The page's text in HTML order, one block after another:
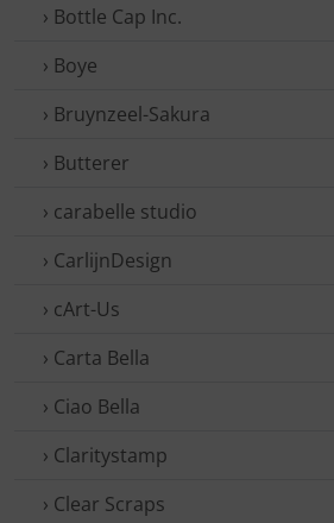
› Bottle Cap Inc.
› Boye
› Bruynzeel-Sakura
› Butterer
› carabelle studio
› CarlijnDesign
› cArt-Us
› Carta Bella
› Ciao Bella
› Claritystamp
› Clear Scraps